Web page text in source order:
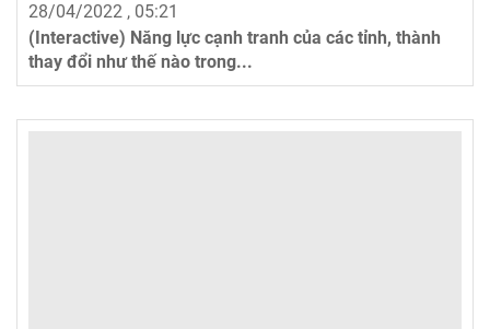
28/04/2022 , 05:21
(Interactive) Năng lực cạnh tranh của các tỉnh, thành
thay đổi như thế nào trong...